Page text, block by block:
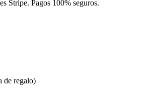
Stripe. Pagos 100% seguros.
de regalo)